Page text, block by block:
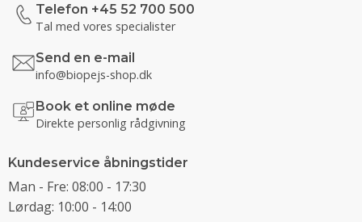
Telefon +45 52 700 500
Tal med vores specialister
Send en e-mail
info@biopejs-shop.dk
Book et online møde
Direkte personlig rådgivning
Kundeservice åbningstider
Man - Fre: 08:00 - 17:30
Lørdag: 10:00 - 14:00